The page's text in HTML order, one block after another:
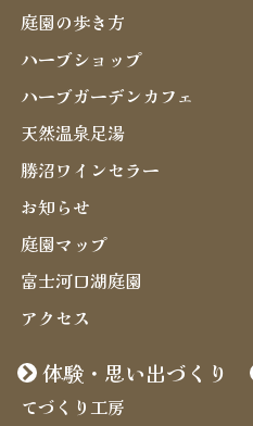
庭園の歩き方
ハーブショップ
ハーブガーデンカフェ
天然温泉足湯
勝沼ワインセラー
お知らせ
庭園マップ
富士河口湖庭園
アクセス
体験・思い出づくり
てづくり工房